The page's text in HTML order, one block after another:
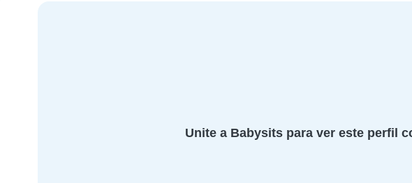
Unite a Babysits para ver este perfil